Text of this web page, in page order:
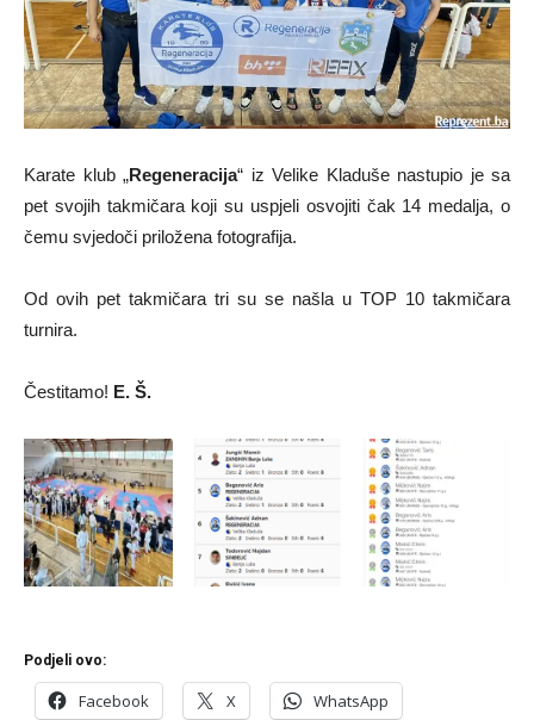
Karate klub „Regeneracija“ iz Velike Kladuše nastupio je sa
pet svojih takmičara koji su uspjeli osvojiti čak 14 medalja, o
čemu svjedoči priložena fotografija.
Od ovih pet takmičara tri su se našla u TOP 10 takmičara
turnira.
Čestitamo! E. Š.
Podjeli ovo:
Facebook X WhatsApp